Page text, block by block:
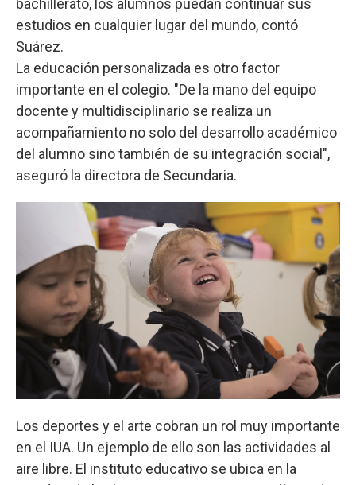
estudios en cualquier lugar del mundo, contó
Suárez.
La educación personalizada es otro factor
importante en el colegio. "De la mano del equipo
docente y multidisciplinario se realiza un
acompañamiento no solo del desarrollo académico
del alumno sino también de su integración social",
aseguró la directora de Secundaria.
Los deportes y el arte cobran un rol muy importante
en el IUA. Un ejemplo de ello son las actividades al
aire libre. El instituto educativo se ubica en la